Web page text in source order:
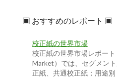
▣ おすすめのレポート ▣
校正紙の世界市場
校正紙の世界市場レポート
Market）では、セグメン
正紙、共通校正紙；用途